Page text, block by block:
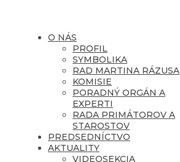
O NÁS
PROFIL
SYMBOLIKA
RAD MARTINA RÁZUSA
KOMISIE
PORADNÝ ORGÁN A
EXPERTI
RADA PRIMÁTOROV A
STAROSTOV
PREDSEDNÍCTVO
AKTUALITY
VIDEOSEKCIA